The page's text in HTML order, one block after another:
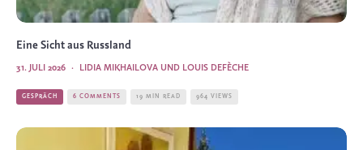
Eine Sicht aus Russland
LIDIA MIKHAILOVA UND LOUIS DEFÈCHE
·
31. JULI 2026
GESPRÄCH 6 COMMENTS 19 MIN READ 964 VIEWS